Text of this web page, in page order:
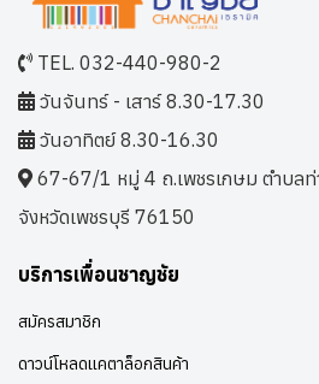
TEL. 032-440-980-2
วันจันทร์ - เสาร์ 8.30-17.30
วันอาทิตย์ 8.30-16.30
67-67/1 หมู่ 4 ถ.เพชรเกษม ตำบลท่
จังหวัดเพชรบุรี 76150
บริการเพื่อนชาญชัย
สมัครสมาชิก
ดาวน์โหลดแคตาล็อกสินค้า